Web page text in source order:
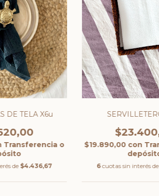
DE TELA X6u
Transferencia o
de $4.436,67
$19.890,00 con
6 cuotas sin interés de